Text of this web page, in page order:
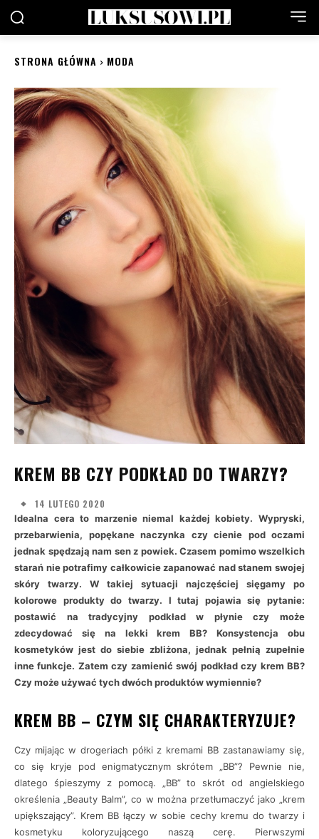
STRONA GŁÓWNA MODA
KREM BB CZY PODKŁAD DO TWARZY?
14 LUTEGO 2020
Idealna cera to marzenie niemal każdej kobiety. Wypryski,
przebarwienia, popękane naczynka czy cienie pod oczami
jednak spędzają nam sen z powiek. Czasem pomimo wszelkich
starań nie potrafimy całkowicie zapanować nad stanem swojej
skóry twarzy. W takiej sytuacji najczęściej sięgamy po
kolorowe produkty do twarzy. I tutaj pojawia się pytanie:
postawić na tradycyjny podkład w płynie czy może
zdecydować się na lekki krem BB? Konsystencja obu
kosmetyków jest do siebie zbliżona, jednak pełnią zupełnie
inne funkcje. Zatem czy zamienić swój podkład czy krem BB?
Czy może używać tych dwóch produktów wymiennie?
KREM BB – CZYM SIĘ CHARAKTERYZUJE?
Czy mijając w drogeriach półki z kremami BB zastanawiamy się,
co się kryje pod enigmatycznym skrótem „BB”? Pewnie nie,
dlatego śpieszymy z pomocą. „BB” to skrót od angielskiego
określenia „Beauty Balm”, co w można przetłumaczyć jako „krem
upiększający”. Krem BB łączy w sobie cechy kremu do twarzy i
kosmetyku koloryzującego naszą cerę. Pierwszymi